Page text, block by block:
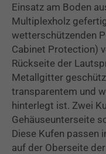
Einsatz am Boden
Multiplexholz
wetterschützenden
Cabinet Protection)
Rückseite der
Metallgitter
transparentem und
hinterlegt ist. Zwei
Gehäuseunterseite
Diese Kufen passen
auf der Oberseite